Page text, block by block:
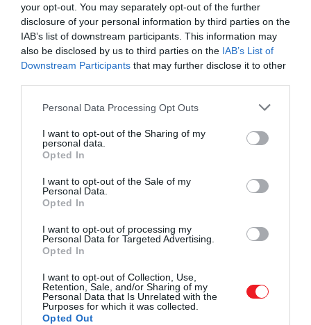
your opt-out. You may separately opt-out of the further
disclosure of your personal information by third parties on the
IAB’s list of downstream participants. This information may
also be disclosed by us to third parties on the IAB’s List of
Downstream Participants that may further disclose it to other
Please note that this website/app uses one or more Google
not limited to your visit or usage behaviour. You may click to
grant or deny consent to Google and its third-party tags to
use your data for below specified purposes in below Google
consent section.
Personal Data Processing Opt Outs
I want to opt-out of the Sharing of my
personal data.
Opted In
I want to opt-out of the Sale of my
Personal Data.
Opted In
I want to opt-out of processing my
Personal Data for Targeted Advertising.
Opted In
I want to opt-out of Collection, Use,
Retention, Sale, and/or Sharing of my
Personal Data that Is Unrelated with the
Purposes for which it was collected.
Opted Out
szerk.] kapcsán Petri GyörgyötésPilinszky Jánost
említeném meg. Mindig azt szeretném elérni, hogy
az összkép ne csak egy általános hangulatot,
hanem konkrét történeteket meséljen el. Figyelek
amit nem lehet egyszerűen beszédbe átültetni,
Ma szerinted ki a legjobb dalszövegíró a magyar
Beton.Hofi, de
előadók jöhetnek szóba, akkor egyértelműen az
Akkezdet Phiai
Sokan férfiak uralta közegként írják le az itthoni
zeneipart. Te hogyan látod a női előadók
helyzetét?